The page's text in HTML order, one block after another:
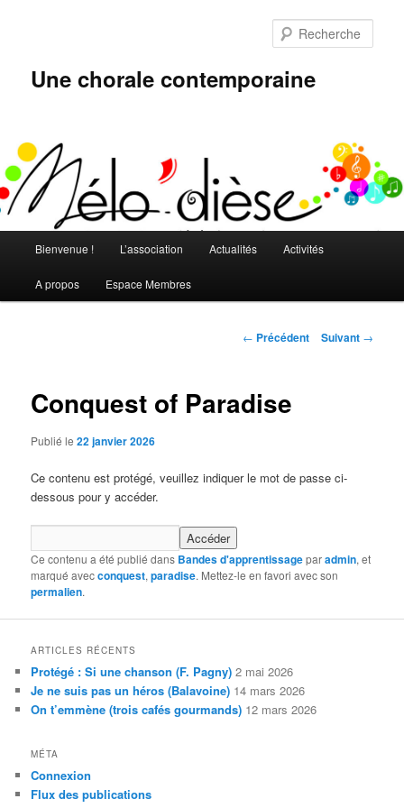
Une chorale contemporaine
principal
Bienvenue ! L’association Actualités Activités
A propos Espace Membres
Navigation
← Précédent Suivant →
Conquest of Paradise
Publié le22 janvier 2026
Ce contenu est protégé, veuillez indiquer le mot de passe ci-
dessous pour y accéder.
Ce contenu a été publié dans Bandes d'apprentissageparadmin, et
marqué avecconquest,paradise. Mettez-le en favori avec son
permalien.
ARTICLES RÉCENTS
Protégé : Si une chanson (F. Pagny) 2 mai 2026
Je ne suis pas un héros (Balavoine) 14 mars 2026
On t’emmène (trois cafés gourmands) 12 mars 2026
MÉTA
Connexion
Flux des publications